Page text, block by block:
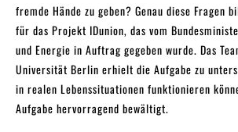
fremde Hände zu geben? Genau diese Fragen
für das Projekt IDunion, das vom
und Energie in Auftrag gegeben wurde. Das
Universität Berlin erhielt die Aufgabe zu
in realen Lebenssituationen funktionieren
Aufgabe hervorragend bewältigt.